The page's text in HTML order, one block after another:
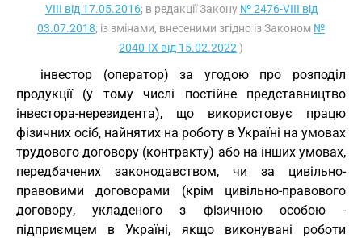
VIII від 17.05.2016; в редакції Закону № 2476-VIII від
03.07.2018; із змінами, внесеними згідно із Законом №
2040-IX від 15.02.2022 )
інвестор (оператор) за угодою про розподіл
продукції (у тому числі постійне представництво
інвестора-нерезидента), що використовує працю
фізичних осіб, найнятих на роботу в Україні на умовах
трудового договору (контракту) або на інших умовах,
передбачених законодавством, чи за цивільно-
правовими договорами (крім цивільно-правового
договору, укладеного з фізичною особою -
підприємцем в Україні, якщо виконувані роботи